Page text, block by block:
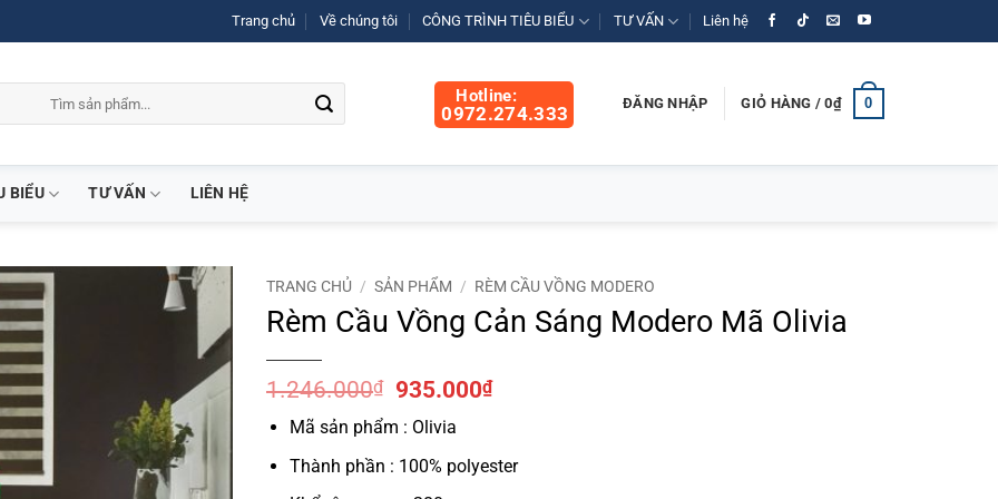
Trang chủ Về chúng tôi CÔNG TRÌNH TIÊU BIỂU TƯ VẤN Liên hệ
Hotline:
0972.274.333 ĐĂNG NHẬP GIỎ HÀNG /0₫ 0
BIỂU TƯ VẤN LIÊN HỆ
TRANG CHỦ / SẢN PHẨM / RÈM CẦU VỒNG MODERO
Rèm Cầu Vồng Cản Sáng Modero Mã Olivia
1.246.000₫
Giá
là:
1.246.000₫.
935.000₫Giá
là:
Mã sản phẩm : Olivia
Thành phần : 100% polyester